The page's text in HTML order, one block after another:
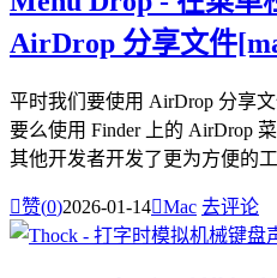
AirDrop 分享文件
平时我们要使用 AirDrop 分享
要么使用 Finder 上的 AirDrop
其他开发者开发了更为方便的
赞(0)2026-01-14Mac 去评论